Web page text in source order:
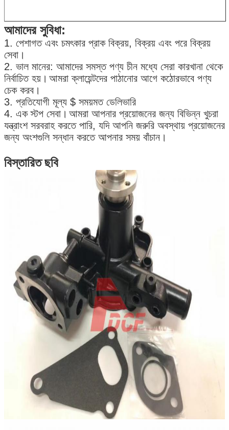
আমাদের সুবিধা:
1. পেশাগত এবং চমৎকার প্রাক বিক্রয়, বিক্রয় এবং পরে বিক্রয়
সেবা।
2. ভাল মানের: আমাদের সমস্ত পণ্য চীন মধ্যে সেরা কারখানা থেকে
নির্বাচিত হয়। আমরা ক্লায়েন্টদের পাঠানোর আগে কঠোরভাবে পণ্য
চেক করব।
3. প্রতিযোগী মূল্য $ সময়মত ডেলিভারি
4. এক স্টপ সেবা। আমরা আপনার প্রয়োজনের জন্য বিভিন্ন খুচরা
যন্ত্রাংশ সরবরাহ করতে পারি, যদি আপনি জরুরি অবস্থায় প্রয়োজনের
জন্য অংশগুলি সন্ধান করতে আপনার সময় বাঁচান।
বিস্তারিত ছবি